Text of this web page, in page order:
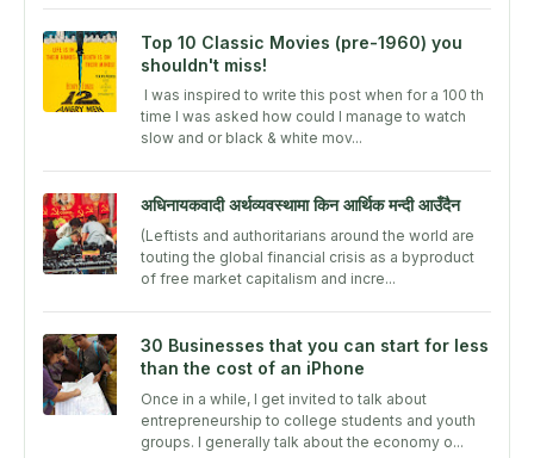
Top 10 Classic Movies (pre-1960) you
shouldn't miss!
I was inspired to write this post when for a 100 th
time I was asked how could I manage to watch
slow and or black & white mov...
अधिनायकवादी अर्थव्यवस्थामा किन आर्थिक मन्दी आउँदैन
(Leftists and authoritarians around the world are
touting the global financial crisis as a byproduct
of free market capitalism and incre...
30 Businesses that you can start for less
than the cost of an iPhone
Once in a while, I get invited to talk about
entrepreneurship to college students and youth
groups. I generally talk about the economy o...